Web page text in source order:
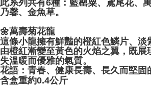
此系列共有6種：藍罌粟、鳶尾花、
乃馨、金魚草。
🌼萬壽菊花龍
這條小龍擁有鮮豔的橙紅色鱗片、淡
由橙紅漸變至黃色的火焰之翼，既展
失溫暖而優雅的氣質。
花語：青春、健康長壽、長久而堅固
含盒重約0.4公斤